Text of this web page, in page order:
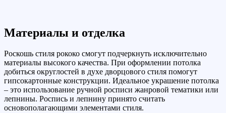
Материалы и отделка
Роскошь стиля рококо смогут подчеркнуть исключительно
материалы высокого качества. При оформлении потолка
добиться округлостей в духе дворцового стиля помогут
гипсокартонные конструкции. Идеальное украшение потолка
– это использование ручной росписи жанровой тематики или
лепнины. Роспись и лепнину принято считать
основополагающими элементами стиля.